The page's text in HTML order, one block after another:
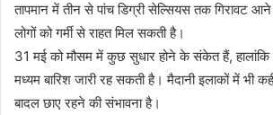
तापमान में तीन से पांच डिग्री सेल्सियस तक गिरावट
लोगों को गर्मी से राहत मिल सकती है।
31 मई को मौसम में कुछ सुधार होने के संकेत हैं, हालांकि
मध्यम बारिश जारी रह सकती है। मैदानी इलाकों में भी
बादल छाए रहने की संभावना है।